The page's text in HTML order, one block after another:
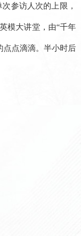
参访人次的上限，
模大讲堂，由“千年
点点滴滴。半小时后